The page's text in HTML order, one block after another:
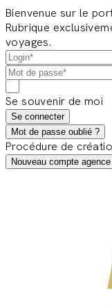
Bienvenue sur le
Rubrique
voyages.
Se souvenir de moi
Se connecter
Mot de passe oublié ?
Procédure de
Nouveau compte agence